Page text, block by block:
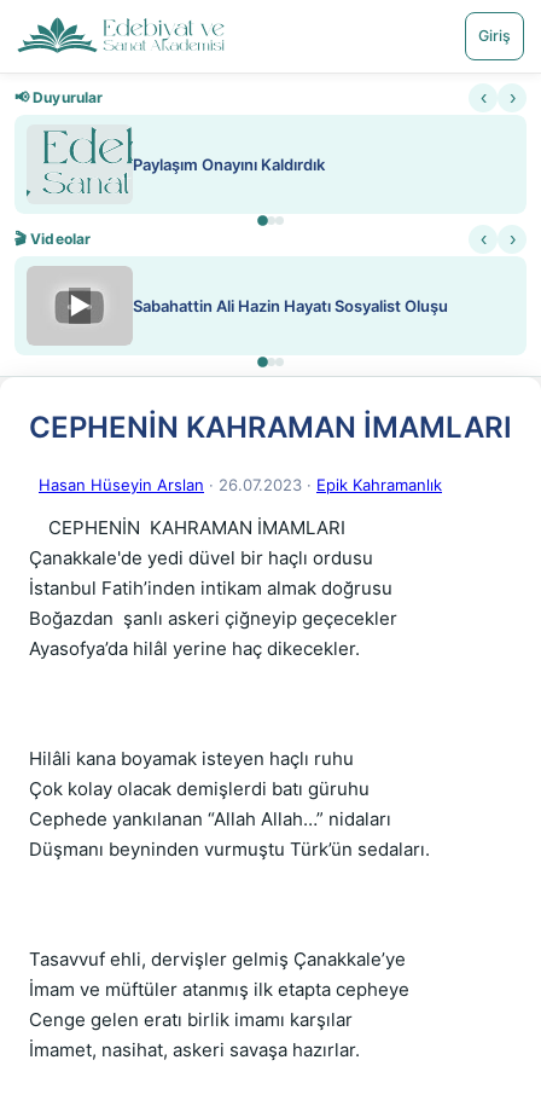
Giriş
📢 Duyurular ‹ ›
Paylaşım Onayını Kaldırdık
🎬 Videolar ‹ ›
Sabahattin Ali Hazin Hayatı Sosyalist Oluşu
CEPHENİN KAHRAMAN İMAMLARI
Hasan Hüseyin Arslan · 26.07.2023 · Epik Kahramanlık
CEPHENİN KAHRAMAN İMAMLARI
Çanakkale'de yedi düvel bir haçlı ordusu
İstanbul Fatih’inden intikam almak doğrusu
Boğazdan şanlı askeri çiğneyip geçecekler
Ayasofya’da hilâl yerine haç dikecekler.
Hilâli kana boyamak isteyen haçlı ruhu
Çok kolay olacak demişlerdi batı güruhu
Cephede yankılanan “Allah Allah…” nidaları
Düşmanı beyninden vurmuştu Türk’ün sedaları.
Tasavvuf ehli, dervişler gelmiş Çanakkale’ye
İmam ve müftüler atanmış ilk etapta cepheye
Cenge gelen eratı birlik imamı karşılar
İmamet, nasihat, askeri savaşa hazırlar.